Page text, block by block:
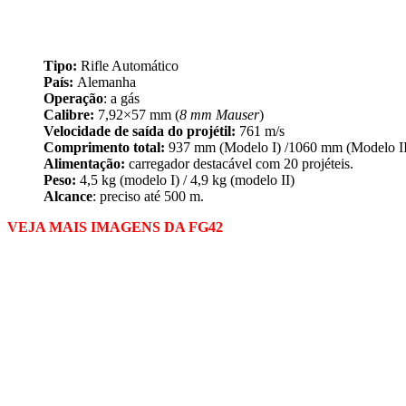
Tipo: Rifle Automático
País: Alemanha
Operação: a gás
Calibre: 7,92×57 mm (8 mm Mauser)
Velocidade de saída do projétil: 761 m/s
Comprimento total: 937 mm (Modelo I) /1060 mm (Modelo
Alimentação: carregador destacável com 20 projéteis.
Peso: 4,5 kg (modelo I) / 4,9 kg (modelo II)
Alcance: preciso até 500 m.
VEJA MAIS IMAGENS DA FG42